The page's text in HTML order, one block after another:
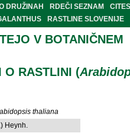
DRUŽINAH RDEČI SEZNAM
CITES
RASTLINE SLOVENIJE
V BOTANIČNEM
O RASTLINI (
thaliana
Heynh.